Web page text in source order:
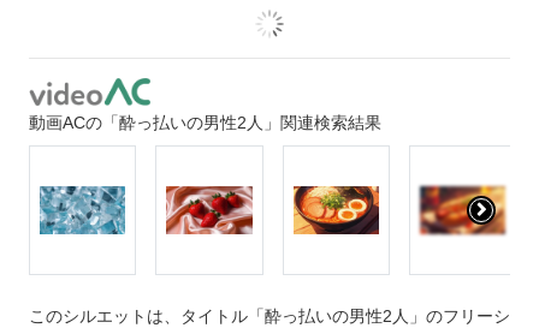
動画ACの「酔っ払いの男性2人」関連検索結果
このシルエットは、タイトル「酔っ払いの男性2人」のフリーシ